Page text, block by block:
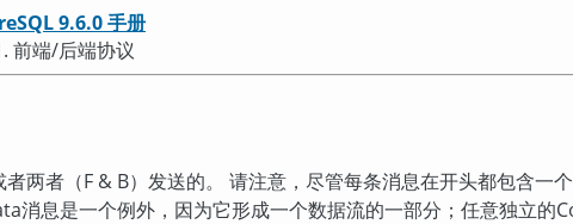
9.6.0 手册
前端/后端协议
两者（F & B）发送的。 请注意，尽管每条消息在开头都包含一
息是一个例外，因为它形成一个数据流的一部分；任意独立的